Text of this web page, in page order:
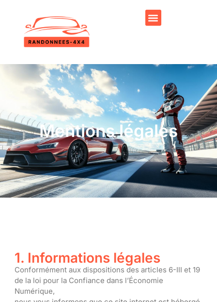
Mentions légales
1. Informations légales
Conformément aux dispositions des articles 6-III et 19
de la loi pour la Confiance dans l’Économie
Numérique,